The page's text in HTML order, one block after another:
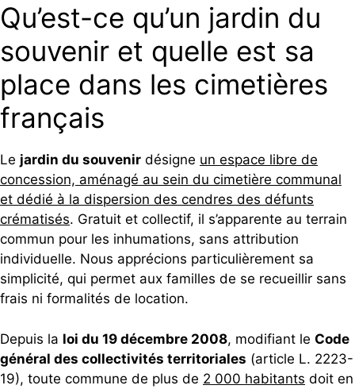
Qu’est-ce qu’un jardin du
souvenir et quelle est sa
place dans les cimetières
français
Le jardin du souvenir désigne un espace libre de
concession, aménagé au sein du cimetière communal
et dédié à la dispersion des cendres des défunts
crématisés. Gratuit et collectif, il s’apparente au terrain
commun pour les inhumations, sans attribution
individuelle. Nous apprécions particulièrement sa
simplicité, qui permet aux familles de se recueillir sans
frais ni formalités de location.
Depuis la loi du 19 décembre 2008, modifiant le Code
général des collectivités territoriales (article L. 2223-
19), toute commune de plus de 2 000 habitants doit en